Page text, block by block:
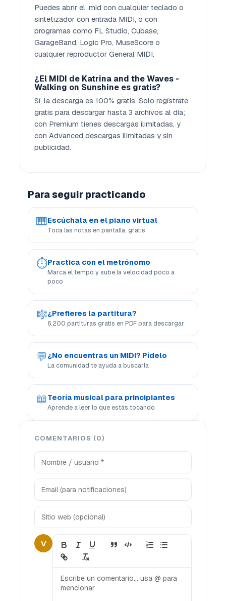
Puedes abrir el .mid con cualquier teclado o
sintetizador con entrada MIDI, o con
programas como FL Studio, Cubase,
GarageBand, Logic Pro, MuseScore o
cualquier reproductor General MIDI.
¿El MIDI de Katrina and the Waves -
Walking on Sunshine es gratis?
Sí, la descarga es 100% gratis. Solo regístrate
gratis para descargar hasta 3 archivos al día;
con Premium tienes descargas ilimitadas, y
con Advanced descargas ilimitadas y sin
publicidad.
Para seguir practicando
🎹Escúchala en el piano virtual
Toca las notas en pantalla, gratis
⏱Practica con el metrónomo
Marca el tempo y sube la velocidad poco a
poco
🎼¿Prefieres la partitura?
6.200 partituras gratis en PDF para descargar
💬¿No encuentras un MIDI? Pídelo
La comunidad te ayuda a buscarla
📖Teoría musical para principiantes
Aprende a leer lo que estás tocando
COMENTARIOS (0)
V